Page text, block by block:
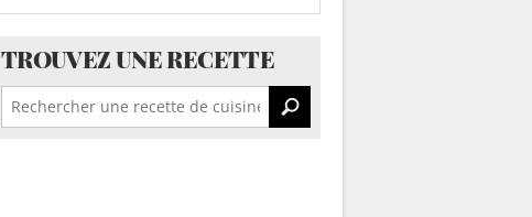
TROUVEZ UNE RECETTE